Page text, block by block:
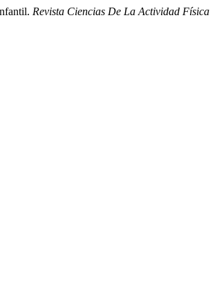
Revista Ciencias De La Actividad Física